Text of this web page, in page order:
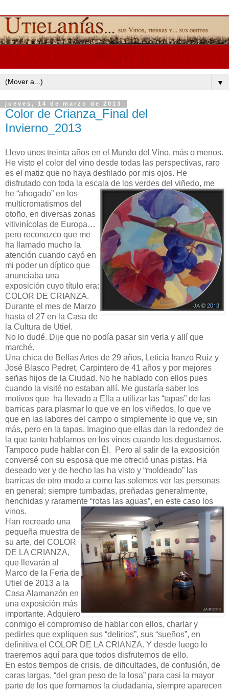
▼
jueves, 14 de marzo de 2013
Color de Crianza_Final del
Invierno_2013
Llevo unos treinta años en el Mundo del Vino, más o menos.
He visto el color del vino desde todas las perspectivas, raro
es el matiz que no haya desfilado por mis ojos. He
disfrutado con toda la escala de los verdes de l viñedo, me
he “ahogado” en los
multicromatismos del
otoño, en diversas zonas
vitivinícolas de Europa…
pero reconozco que me
ha llamado mucho la
atención cuando cayó en
mi poder un díptico que
anunciaba una
exposición cuyo título era:
COLOR DE CRIANZA.
Durante el mes de Marzo
hasta el 27 en la Casa de
la Cultura de Utiel.
No lo dudé. Dije que no podía pasar sin verla y allí que
marché.
Una chica de Bellas Artes de 29 años, Leticia Iranzo Ruiz y
José Blasco Pedret, Carpintero de 41 años y por mejores
señas hijos de la Ciudad. No he hablado con ellos pues
cuando la visité no estaban allí. Me gustaría saber los
motivos que ha llevado a Ella a utilizar las “tapas” de las
barricas para plasmar lo que ve en los viñedos, lo que ve
que en las labores del campo o simplemente lo que ve, sin
más, pero en la tapas. Imagino que ellas dan la redondez de
la que tanto hablamos en los vinos cuando los degustamos.
Tampoco pude hablar con Él. Pero al salir de la exposición
conversé con su esposa que me ofreció unas pistas. Ha
deseado ver y de hecho las ha visto y “moldeado” las
barricas de otro modo a como las solemos ver las personas
en general: siempre tumbadas, preñadas generalmente,
henchidas y raramente “rotas las aguas”, en este caso los
vinos.
Han recreado una
pequeña muestra de
su arte, del COLOR
DE LA CRIANZA,
que llevarán al
Marco de la Feria de
Utiel de 2013 a la
Casa Alamanzón en
una exposición más
importante. Adquiero
conmigo el compromiso de hablar con ellos, charlar y
pedirles que expliquen sus “delirios”, sus “sueños”, en
definitiva el COLOR DE LA CRIANZA. Y desde luego lo
traeremos aquí para que todos disfrutemos de ello.
En estos tiempos de crisis, de dificultades, de confusión, de
caras largas, “del gran peso de la losa” para casi la mayor
parte de los que formamos la ciudadanía, siempre aparecen